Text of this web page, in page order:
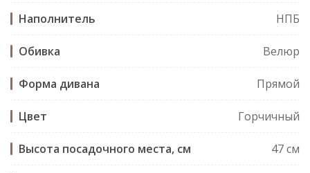
Наполнитель НПБ
Обивка Велюр
Форма дивана Прямой
Цвет Горчичный
Высота посадочного места, см 47 см